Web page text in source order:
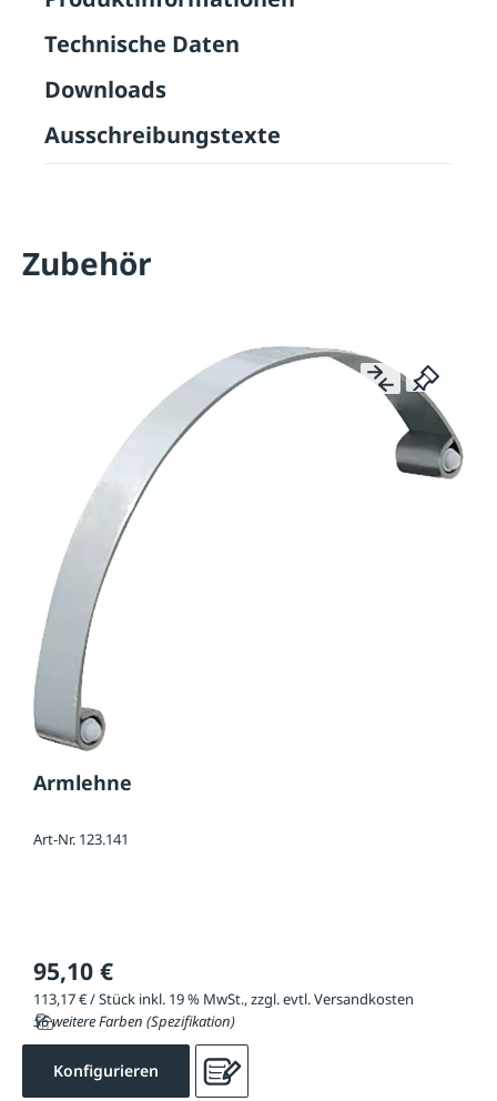
Technische Daten
Downloads
Ausschreibungstexte
Zubehör
Armlehne
Art-Nr. 123.141
95,10 €
113,17 € / Stück inkl. 19 % MwSt., zzgl. evtl. Versandkosten
56 weitere Farben (Spezifikation)
Konfigurieren